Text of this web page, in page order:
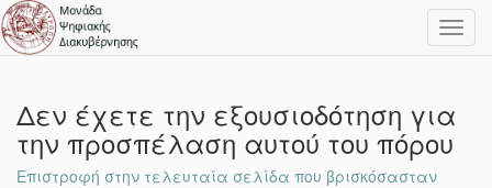
Δεν έχετε την εξουσιοδότηση για
την προσπέλαση αυτού του πόρου
Επιστροφή στην τελευταία σελίδα που βρισκόσασταν